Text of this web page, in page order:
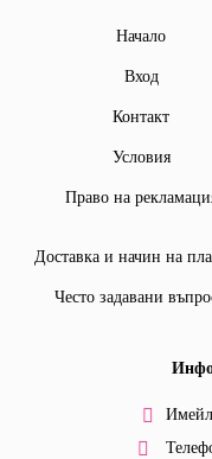
Начало
Вход
Контакт
Условия
Право на
Доставка и начин на
Често задавани